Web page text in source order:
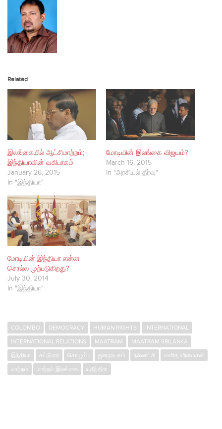
Related
இலங்கையில் ஆட்சிமாற்றம்;
இந்தியாவின் வகிபாகம்
January 26, 2015
In "இந்தியா"
மோடியின் இலங்கை விஜயம்?
March 16, 2015
In "அரசியல் தீர்வு"
மோடியின் இந்தியா என்ன
சொல்ல முற்படுகிறது?
July 30, 2014
In "இந்தியா"
COLOMBO DEMOCRACY HUMAN RIGHTS
INTERNATIONAL
INTERNATIONAL RELATIONS
MAATRAM
MAATRAM SRILANKA
இந்தியா
கட்டுரை கொழும்பு ஜனநாயகம் நல்லாட்சி
மனித உரிமைகள்
மாற்றம்
மாற்றம் இலங்கை யதீந்திரா